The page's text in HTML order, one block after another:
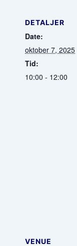
DETALJER
Date:
oktober 7, 2025
Tid:
10:00 - 12:00
VENUE